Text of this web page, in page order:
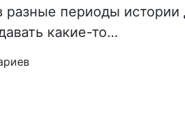
разные периоды
какие-то…